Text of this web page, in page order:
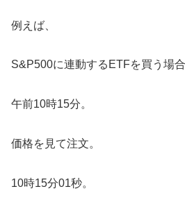
例えば、
S&P500に連動するETFを買う場合
午前10時15分。
価格を見て注文。
10時15分01秒。